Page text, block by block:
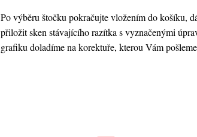
Po výběru štočku pokračujte vložením do košíku,
přiložit sken stávajícího razítka s vyznačenými
grafiku doladíme na korektuře, kterou Vám